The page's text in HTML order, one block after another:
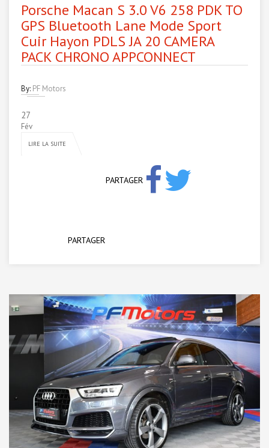
Porsche Macan S 3.0 V6 258 PDK TO
GPS Bluetooth Lane Mode Sport
Cuir Hayon PDLS JA 20 CAMERA
PACK CHRONO APPCONNECT
By: PF Motors
27
Fév
LIRE LA SUITE
PARTAGER
PARTAGER